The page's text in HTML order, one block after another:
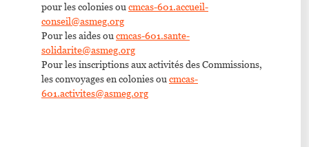
pour les colonies ou cmcas-601.accueil-
conseil@asmeg.org
Pour les aides ou cmcas-601.sante-
solidarite@asmeg.org
Pour les inscriptions aux activités des Commissions,
les convoyages en colonies ou cmcas-
601.activites@asmeg.org